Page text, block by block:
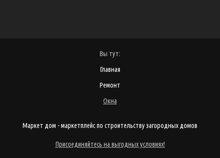
Вы тут:
Главная
Ремонт
Окна
Маркет дом - маркетплейс по строительству загородных домов
Присоединяйтесь на выгодных условиях!